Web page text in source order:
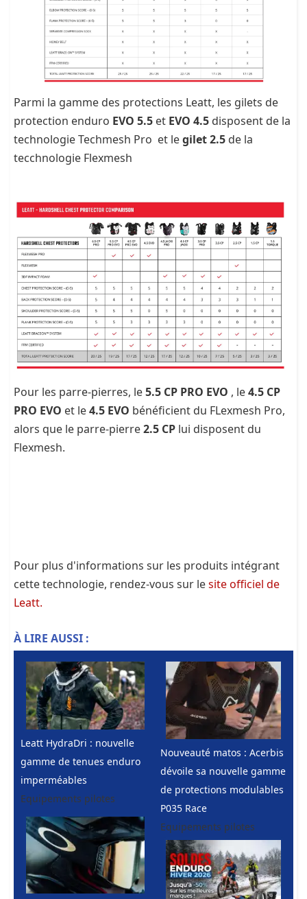
Parmi la gamme des protections Leatt, les gilets de
protection enduro EVO 5.5 et EVO 4.5 disposent de la
technologie Techmesh Pro et legilet 2.5 de la
tecchnologie Flexmesh
Pour les parre-pierres, le5.5 CP PRO EVO , le4.5 CP
PRO EVO et le4.5 EVO bénéficient du FLexmesh Pro,
alors que le parre-pierre2.5 CP lui disposent du
Flexmesh.
Pour plus d'informations sur les produits intégrant
cette technologie, rendez-vous sur lesite officiel de
Leatt.
À LIRE AUSSI :
Leatt HydraDri : nouvelle
gamme de tenues enduro
imperméables
Equipements pilotes
Nouveauté matos : Acerbis
dévoile sa nouvelle gamme
de protections modulables
P035 Race
Equipements pilotes